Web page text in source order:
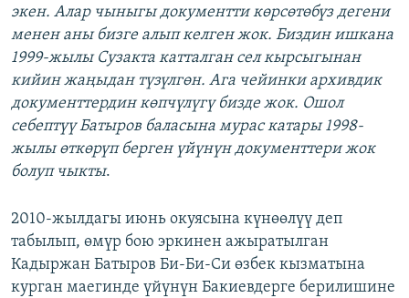
экен. Алар чыныгы документти көрсөтөбүз дегени
менен аны бизге алып келген жок. Биздин ишкана
1999-жылы Сузакта катталган сел кырсыгынан
кийин жаңыдан түзүлгөн. Ага чейинки архивдик
документтердин көпчүлүгү бизде жок. Ошол
себептүү Батыров баласына мурас катары 1998-
жылы өткөрүп берген үйүнүн документтери жок
болуп чыкты.
2010-жылдагы июнь окуясына күнөөлүү деп
табылып, өмүр бою эркинен ажыратылган
Кадыржан Батыров Би-Би-Си өзбек кызматына
курган маегинде үйүнүн Бакиевдерге берилишине